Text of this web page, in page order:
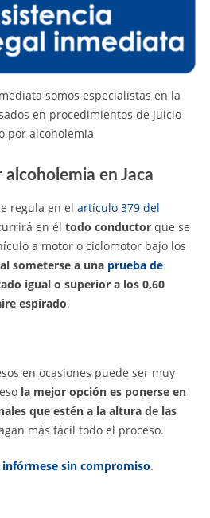
somos especialistas en la
en procedimientos de juicio
por alcoholemia
en Jaca
regula en el artículo 379 del
en él todo conductor que se
a motor o ciclomotor bajo los
someterse a una prueba de
igual o superior a los 0,60
espirado.
en ocasiones puede ser muy
la mejor opción es ponerse en
que estén a la altura de las
más fácil todo el proceso.
sin compromiso.